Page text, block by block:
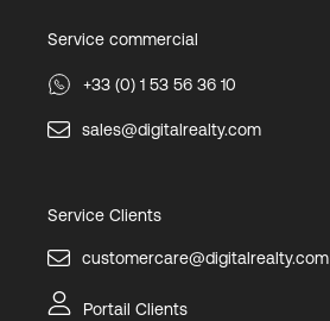
Service commercial
+33 (0) 1 53 56 36 10
sales@digitalrealty.com
Service Clients
customercare@digitalrealty.com
Portail Clients